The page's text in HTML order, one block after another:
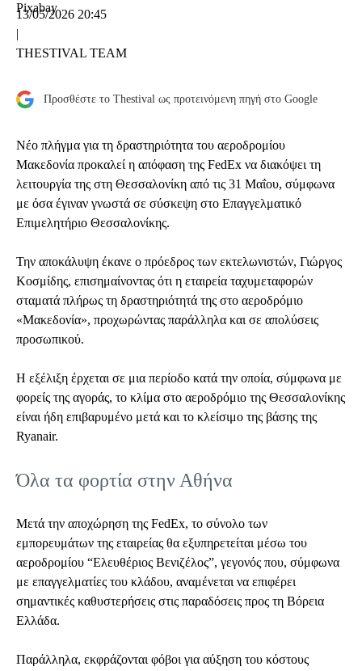
Pixabay
13/05/2026 20:45
|
THESTIVAL TEAM
Προσθέστε το Thestival ως προτεινόμενη πηγή στο Google
Νέο πλήγμα για τη δραστηριότητα του αεροδρομίου
Μακεδονία προκαλεί η απόφαση της FedEx να διακόψει τη
λειτουργία της στη Θεσσαλονίκη από τις 31 Μαΐου, σύμφωνα
με όσα έγιναν γνωστά σε σύσκεψη στο Επαγγελματικό
Επιμελητήριο Θεσσαλονίκης.
Την αποκάλυψη έκανε ο πρόεδρος των εκτελωνιστών, Γιώργος
Κοσμίδης, επισημαίνοντας ότι η εταιρεία ταχυμεταφορών
σταματά πλήρως τη δραστηριότητά της στο αεροδρόμιο
«Μακεδονία», προχωρώντας παράλληλα και σε απολύσεις
προσωπικού.
Η εξέλιξη έρχεται σε μια περίοδο κατά την οποία, σύμφωνα με
φορείς της αγοράς, το κλίμα στο αεροδρόμιο της Θεσσαλονίκης
είναι ήδη επιβαρυμένο μετά και το κλείσιμο της βάσης της
Ryanair.
Όλα τα φορτία στην Αθήνα
Μετά την αποχώρηση της FedEx, το σύνολο των
εμπορευμάτων της εταιρείας θα εξυπηρετείται μέσω του
αεροδρομίου “Ελευθέριος Βενιζέλος”, γεγονός που, σύμφωνα
με επαγγελματίες του κλάδου, αναμένεται να επιφέρει
σημαντικές καθυστερήσεις στις παραδόσεις προς τη Βόρεια
Ελλάδα.
Παράλληλα, εκφράζονται φόβοι για αύξηση του κόστους